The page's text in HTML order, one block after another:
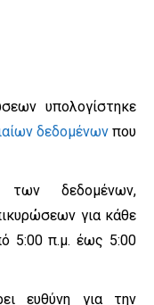
υπολογίστηκε
δεδομένωνπου
των δεδομένων,
για κάθε
5:00 π.μ. έως 5:00
ευθύνη για την